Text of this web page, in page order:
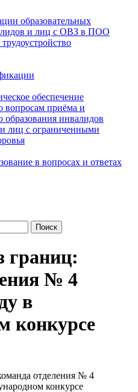
образовательных
и лиц с ОВЗ в ПОО
обеспечение
вопросам приёма и
образования инвалидов
и лиц с ограниченными
в вопросах и ответах
границ:
№ 4
в
конкурсе
отделения № 4
конкурсе